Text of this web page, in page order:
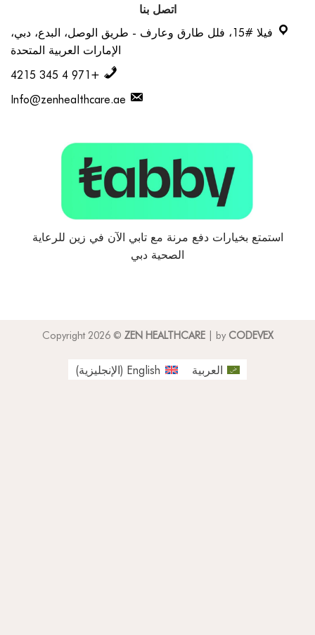
اتصل بنا
فيلا #15، فلل طارق وعارف - طريق الوصل، البدع، دبي،
الإمارات العربية المتحدة
+971 4 345 4215
Info@zenhealthcare.ae
استمتع بخيارات دفع مرنة مع تابي الآن في زين للرعاية
الصحية دبي
Copyright 2026 © ZEN HEALTHCARE| by CODEVEX
العربية English
(الإنجليزية)